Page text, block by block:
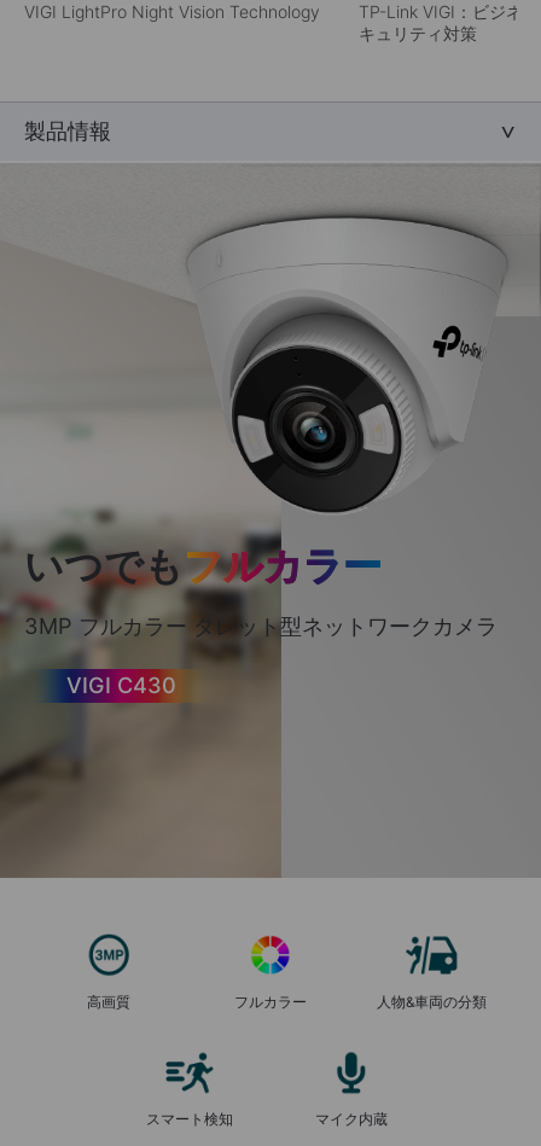
VIGI LightPro Night Vision Technology
TP-Link VIGI：ビジネ
キュリティ対策
製品情報
いつでも フルカラー
3MP フルカラー タレット型ネットワークカメラ
VIGI C430
高画質 フルカラー 人物&車両の分類
スマート検知 マイク内蔵